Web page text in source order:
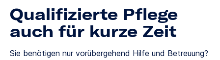
Qualifizierte Pflege
auch für kurze Zeit
Sie benötigen nur vorübergehend Hilfe und Betreuung?